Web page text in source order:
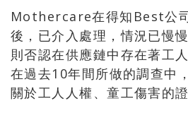
Mothercare在得知Best公
後，已介入處理，情況已慢
則否認在供應鏈中存在著工
在過去10年間所做的調查中
關於工人人權、童工傷害的證